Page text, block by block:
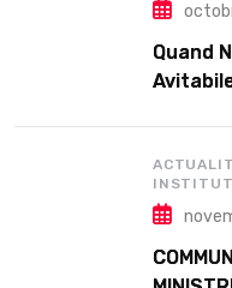
Quand